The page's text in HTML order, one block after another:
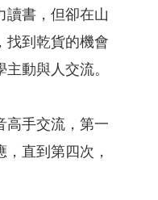
讀書，但卻在山
找到乾貨的機會
動與人交流。
高手交流，第一
直到第四次，